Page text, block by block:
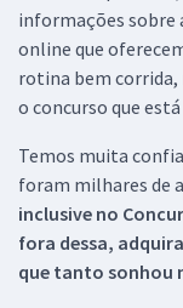
informações sobre
online que
rotina bem corrida,
o concurso que
Temos muita
foram milhares de
inclusive no
fora dessa,
que tanto sonhou